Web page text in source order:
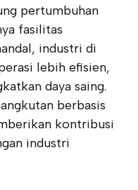
pertumbuhan
fasilitas
industri di
lebih efisien,
daya saing.
berbasis
kontribusi
industri